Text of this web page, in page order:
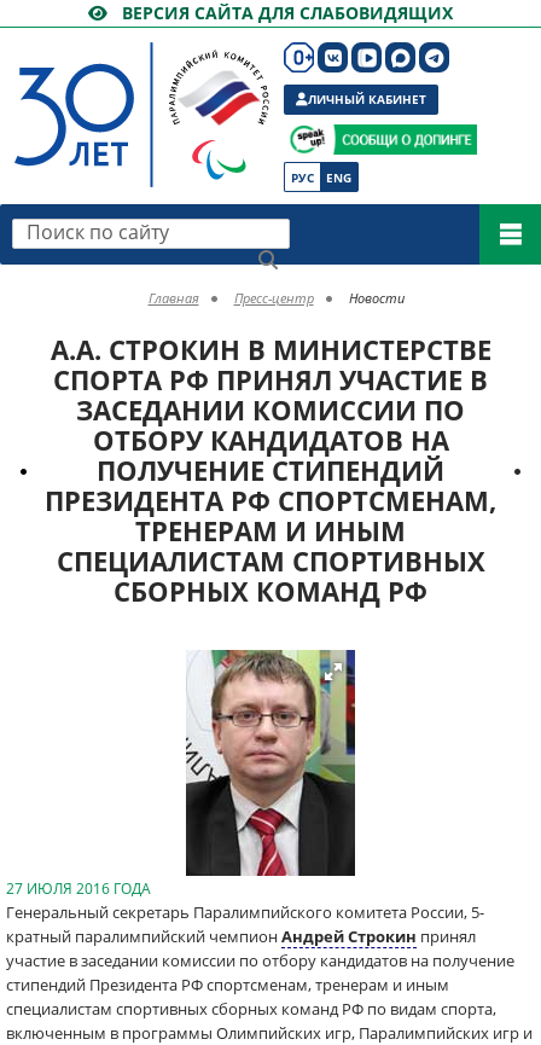
ВЕРСИЯ САЙТА ДЛЯ СЛАБОВИДЯЩИХ
РУС ENG
ЛИЧНЫЙ КАБИНЕТ
Поиск по сайту
Главная Пресс-центр Новости
А.А. СТРОКИН В МИНИСТЕРСТВЕ
СПОРТА РФ ПРИНЯЛ УЧАСТИЕ В
ЗАСЕДАНИИ КОМИССИИ ПО
ОТБОРУ КАНДИДАТОВ НА
ПОЛУЧЕНИЕ СТИПЕНДИЙ
ПРЕЗИДЕНТА РФ СПОРТСМЕНАМ,
ТРЕНЕРАМ И ИНЫМ
СПЕЦИАЛИСТАМ СПОРТИВНЫХ
СБОРНЫХ КОМАНД РФ
27 ИЮЛЯ 2016 ГОДА
Генеральный секретарь Паралимпийского комитета России, 5-
кратный паралимпийский чемпионАндрей Строкин принял
участие в заседании комиссии по отбору кандидатов на получение
стипендий Президента РФ спортсменам, тренерам и иным
специалистам спортивных сборных команд РФ по видам спорта,
включенным в программы Олимпийских игр, Паралимпийских игр и